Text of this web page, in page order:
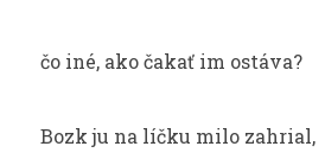
čo iné, ako čakať im ostáva?
Bozk ju na líčku milo zahrial,